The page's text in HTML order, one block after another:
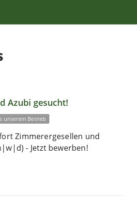
Azubi gesucht!
unserem Betrieb
Zimmerergesellen und
- Jetzt bewerben!